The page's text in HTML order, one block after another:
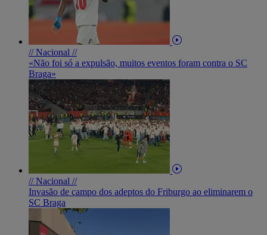
// Nacional //
«Não foi só a expulsão, muitos eventos foram contra o SC
Braga»
// Nacional //
Invasão de campo dos adeptos do Friburgo ao eliminarem o
SC Braga